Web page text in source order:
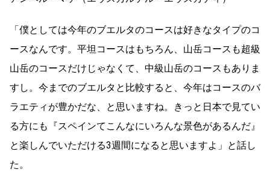
「僕としては今年のブエルタのコースは好きなタイプのコ
ースなんです。平坦コースはもちろん、山岳コースも超級
山岳のコースだけじゃなくて、中級山岳のコースもありま
すし。今までのブエルタと比較すると、今年はコースのバ
ラエティが豊かだな、と思いますね。きっと日本で見てい
る方にも『スペインてこんなにいろんな景色があるんだ』
と楽しんでいただける3週間になると思いますよ」と話し
た。